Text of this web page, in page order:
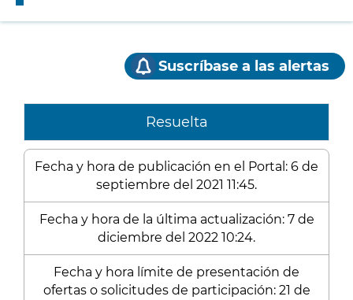
Suscríbase a las alertas
Resuelta
Fecha y hora de publicación en el Portal: 6 de
septiembre del 2021 11:45.
Fecha y hora de la última actualización: 7 de
diciembre del 2022 10:24.
Fecha y hora límite de presentación de
ofertas o solicitudes de participación: 21 de